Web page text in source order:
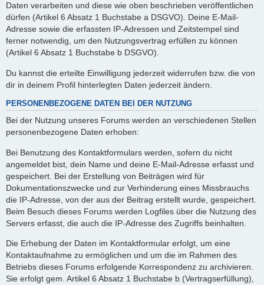
Daten verarbeiten und diese wie oben beschrieben veröffentlichen
dürfen (Artikel 6 Absatz 1 Buchstabe a DSGVO). Deine E-Mail-
Adresse sowie die erfassten IP-Adressen und Zeitstempel sind
ferner notwendig, um den Nutzungsvertrag erfüllen zu können
(Artikel 6 Absatz 1 Buchstabe b DSGVO).
Du kannst die erteilte Einwilligung jederzeit widerrufen bzw. die von
dir in deinem Profil hinterlegten Daten jederzeit ändern.
PERSONENBEZOGENE DATEN BEI DER NUTZUNG
Bei der Nutzung unseres Forums werden an verschiedenen Stellen
personenbezogene Daten erhoben:
Bei Benutzung des Kontaktformulars werden, sofern du nicht
angemeldet bist, dein Name und deine E-Mail-Adresse erfasst und
gespeichert. Bei der Erstellung von Beiträgen wird für
Dokumentationszwecke und zur Verhinderung eines Missbrauchs
die IP-Adresse, von der aus der Beitrag erstellt wurde, gespeichert.
Beim Besuch dieses Forums werden Logfiles über die Nutzung des
Servers erfasst, die auch die IP-Adresse des Zugriffs beinhalten.
Die Erhebung der Daten im Kontaktformular erfolgt, um eine
Kontaktaufnahme zu ermöglichen und um die im Rahmen des
Betriebs dieses Forums erfolgende Korrespondenz zu archivieren.
Sie erfolgt gem. Artikel 6 Absatz 1 Buchstabe b (Vertragserfüllung),